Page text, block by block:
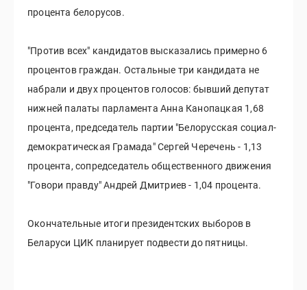
процента белорусов.
"Против всех" кандидатов высказались примерно 6
процентов граждан. Остальные три кандидата не
набрали и двух процентов голосов: бывший депутат
нижней палаты парламента Анна Канопацкая 1,68
процента, председатель партии "Белорусская социал-
демократическая Грамада" Сергей Черечень - 1,13
процента, сопредседатель общественного движения
"Говори правду" Андрей Дмитриев - 1,04 процента.
Окончательные итоги президентских выборов в
Беларуси ЦИК планирует подвести до пятницы.